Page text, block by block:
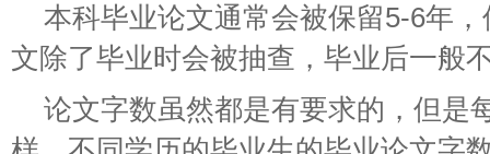
本科毕业论文通常会被保留5-6年
文除了毕业时会被抽查，毕业后一般
论文字数虽然都是有要求的，但是